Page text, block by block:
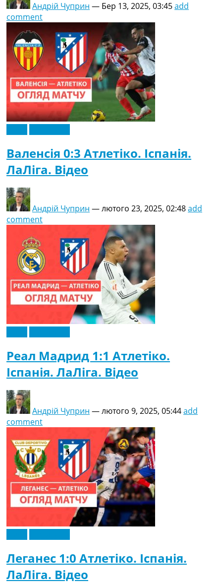
Андрій Чуприн — Бер 13, 2025, 03:45add
comment
Валенсія 0:3 Атлетіко. Іспанія.
ЛаЛіга. Відео
Андрій Чуприн —лютого 23, 2025, 02:48add
comment
Реал Мадрид 1:1 Атлетіко.
Іспанія. ЛаЛіга. Відео
Андрій Чуприн —лютого 9, 2025, 05:44add
comment
Леганес 1:0 Атлетіко. Іспанія.
ЛаЛіга. Відео